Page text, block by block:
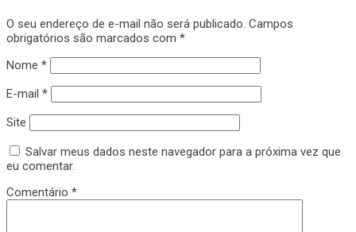
O seu endereço de e-mail não será publicado. Campos
obrigatórios são marcados com *
Nome *
E-mail *
Site
Salvar meus dados neste navegador para a próxima vez que
eu comentar.
Comentário *